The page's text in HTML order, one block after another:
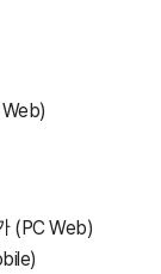
Web)
(PC Web)